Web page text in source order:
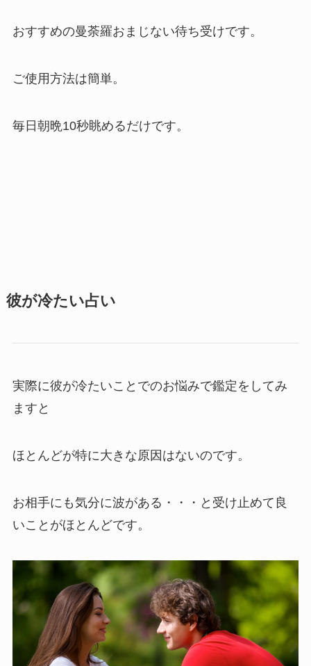
おすすめの曼荼羅おまじない待ち受けです。
ご使用方法は簡単。
毎日朝晩10秒眺めるだけです。
彼が冷たい占い
実際に彼が冷たいことでのお悩みで鑑定をしてみ
ますと
ほとんどが特に大きな原因はないのです。
お相手にも気分に波がある・・・と受け止めて良
いことがほとんどです。